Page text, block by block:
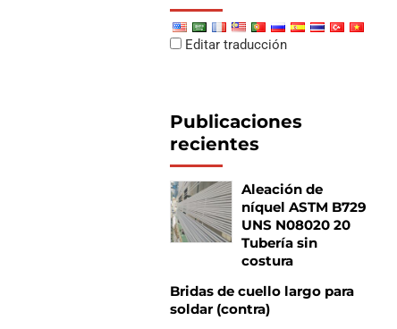
Editar traducción
Publicaciones
recientes
Aleación de
níquel ASTM B729
UNS N08020 20
Tubería sin
costura
Bridas de cuello largo para
soldar (contra)